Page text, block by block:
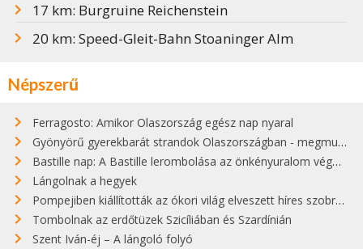
17 km: Burgruine Reichenstein
20 km: Speed-Gleit-Bahn Stoaninger Alm
Népszerű
Ferragosto: Amikor Olaszország egész nap nyaral
Gyönyörű gyerekbarát strandok Olaszországban - megmutatjuk a 15 legjobbat
Bastille nap: A Bastille lerombolása az önkényuralom végét jelentette
Lángolnak a hegyek
Pompejiben kiállították az ókori világ elveszett híres szobrának másolatát
Tombolnak az erdőtüzek Szicíliában és Szardínián
Szent Iván-éj – A lángoló folyó